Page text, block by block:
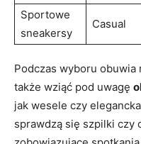
Sportowe
sneakersy
Casual
Podczas wyboru
także wziąć pod uwagę
jak wesele czy
sprawdzą się szpilki czy